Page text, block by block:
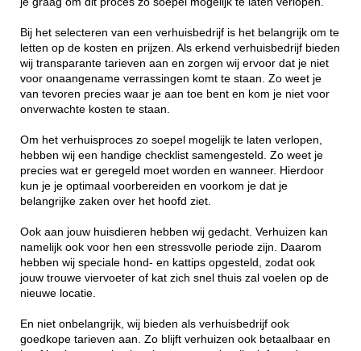
Bij het selecteren van een verhuisbedrijf is het belangrijk om te
letten op de kosten en prijzen. Als erkend verhuisbedrijf bieden
wij transparante tarieven aan en zorgen wij ervoor dat je niet
voor onaangename verrassingen komt te staan. Zo weet je
van tevoren precies waar je aan toe bent en kom je niet voor
onverwachte kosten te staan.
Om het verhuisproces zo soepel mogelijk te laten verlopen,
hebben wij een handige checklist samengesteld. Zo weet je
precies wat er geregeld moet worden en wanneer. Hierdoor
kun je je optimaal voorbereiden en voorkom je dat je
belangrijke zaken over het hoofd ziet.
Ook aan jouw huisdieren hebben wij gedacht. Verhuizen kan
namelijk ook voor hen een stressvolle periode zijn. Daarom
hebben wij speciale hond- en kattips opgesteld, zodat ook
jouw trouwe viervoeter of kat zich snel thuis zal voelen op de
nieuwe locatie.
En niet onbelangrijk, wij bieden als verhuisbedrijf ook
goedkope tarieven aan. Zo blijft verhuizen ook betaalbaar en